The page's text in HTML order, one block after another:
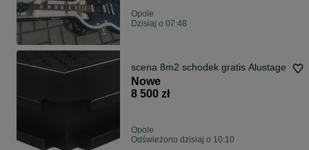
Opole
Dzisiaj o 07:48
scena 8m2 schodek gratis Alustage
Nowe
8 500 zł
Opole
Odświeżono dzisiaj o 10:10